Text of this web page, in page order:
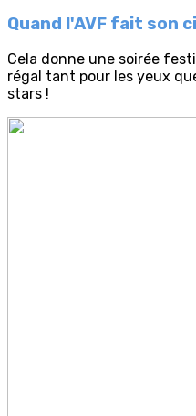
Quand l'AVF fait son
Cela donne une soirée
régal tant pour les yeux
stars !